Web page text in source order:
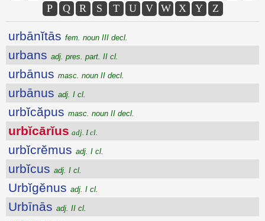
P
Q R S T U V W X Y Z
urbānĭtās fem. noun III decl.
urbans adj. pres. part. II cl.
urbānus masc. noun II decl.
urbānus adj. I cl.
urbĭcăpus masc. noun II decl.
urbĭcārĭus adj. I cl.
urbĭcrĕmus adj. I cl.
urbĭcus adj. I cl.
Urbĭgĕnus adj. I cl.
Urbīnās adj. II cl.